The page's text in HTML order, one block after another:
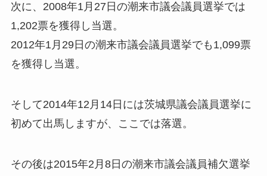
次に、2008年1月27日の潮来市議会議員選挙では
1,202票を獲得し当選。
2012年1月29日の潮来市議会議員選挙でも1,099票
を獲得し当選。
そして2014年12月14日には茨城県議会議員選挙に
初めて出馬しますが、ここでは落選。
その後は2015年2月8日の潮来市議会議員補欠選挙